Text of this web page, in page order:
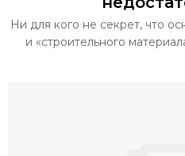
Ни для кого не секрет, что
и «строительного